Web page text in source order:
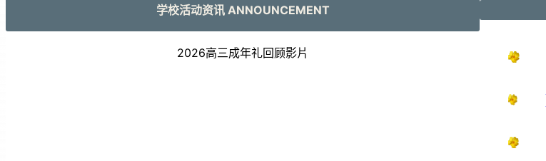
学校活动资讯 ANNOUNCEMENT
2026高三成年礼回顾影片